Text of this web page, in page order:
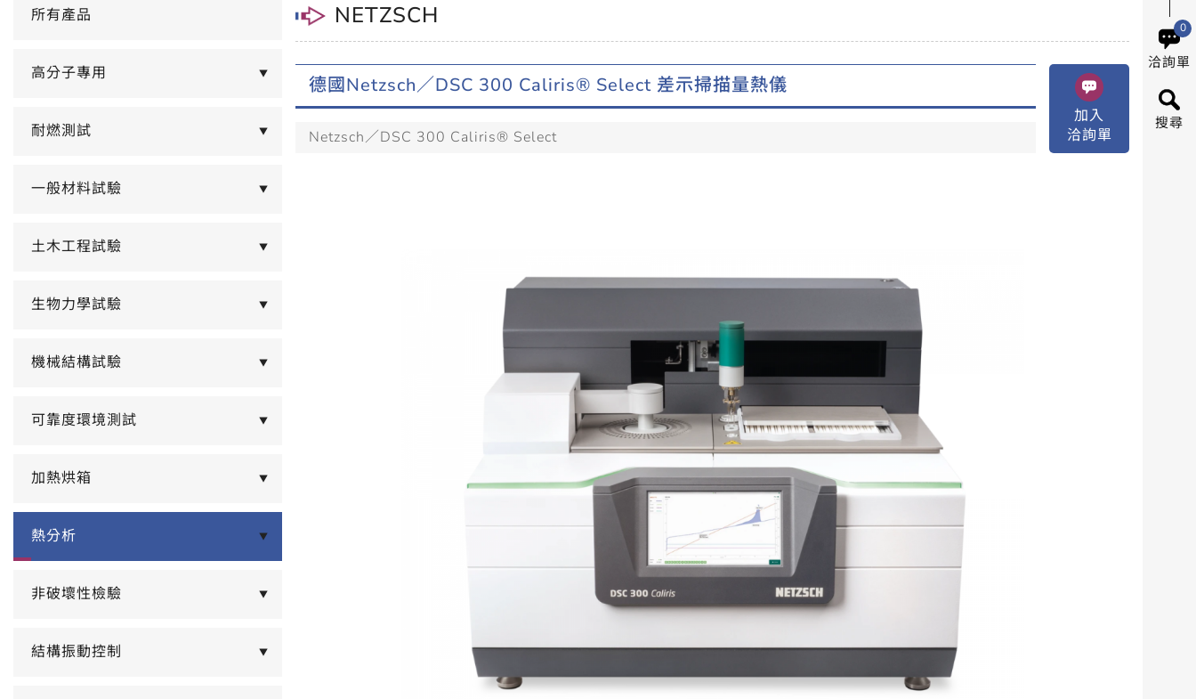
0
洽詢單
搜尋
所有產品
高分子專用 ▼
耐燃測試 ▼
一般材料試驗 ▼
土木工程試驗 ▼
生物力學試驗 ▼
機械結構試驗 ▼
可靠度環境測試 ▼
加熱烘箱 ▼
熱分析 ▼
非破壞性檢驗 ▼
結構振動控制 ▼
NETZSCH
德國Netzsch／DSC 300 Caliris® Select 差示掃描量熱儀
Netzsch／DSC 300 Caliris® Select
加入
洽詢單